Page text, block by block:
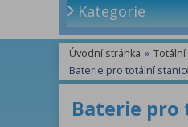
Kategorie
Úvodní stránka » Totální
Baterie pro totální
Baterie